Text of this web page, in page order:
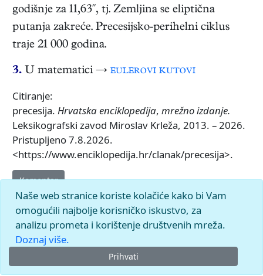
godišnje za 11,63′′, tj. Zemljina se eliptična
putanja zakreće. Precesijsko-perihelni ciklus
traje 21 000 godina.
3. U matematici → eulerovi kutovi
Citiranje:
precesija. Hrvatska enciklopedija, mrežno izdanje.
Leksikografski zavod Miroslav Krleža, 2013. – 2026.
Pristupljeno 7.8.2026.
<https://www.enciklopedija.hr/clanak/precesija>.
Komentar
Naše web stranice koriste kolačiće kako bi Vam
omogućili najbolje korisničko iskustvo, za
analizu prometa i korištenje društvenih mreža.
Doznaj više.
Prihvati
© 2026.Leksikografski zavodMiroslav Krleža